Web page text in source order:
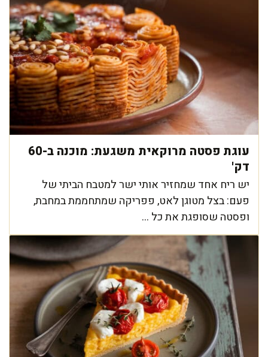
עוגת פסטה מרוקאית משגעת: מוכנה ב-60
דק'
יש ריח אחד שמחזיר אותי ישר למטבח הביתי של
פעם: בצל מטוגן לאט, פפריקה שמתחממת במחבת,
ופסטה שסופגת את כל ...